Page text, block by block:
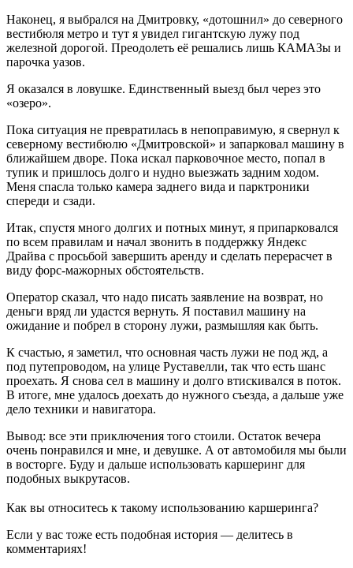
Наконец, я выбрался на Дмитровку, «дотошнил» до северного
вестибюля метро и тут я увидел гигантскую лужу под
железной дорогой. Преодолеть её решались лишь КАМАЗы и
парочка уазов.
Я оказался в ловушке. Единственный выезд был через это
«озеро».
Пока ситуация не превратилась в непоправимую, я свернул к
северному вестибюлю «Дмитровской» и запарковал машину в
ближайшем дворе. Пока искал парковочное место, попал в
тупик и пришлось долго и нудно выезжать задним ходом.
Меня спасла только камера заднего вида и парктроники
спереди и сзади.
Итак, спустя много долгих и потных минут, я припарковался
по всем правилам и начал звонить в поддержку Яндекс
Драйва с просьбой завершить аренду и сделать перерасчет в
виду форс-мажорных обстоятельств.
Оператор сказал, что надо писать заявление на возврат, но
деньги вряд ли удастся вернуть. Я поставил машину на
ожидание и побрел в сторону лужи, размышляя как быть.
К счастью, я заметил, что основная часть лужи не под жд, а
под путепроводом, на улице Руставелли, так что есть шанс
проехать. Я снова сел в машину и долго втискивался в поток.
В итоге, мне удалось доехать до нужного съезда, а дальше уже
дело техники и навигатора.
Вывод: все эти приключения того стоили. Остаток вечера
очень понравился и мне, и девушке. А от автомобиля мы были
в восторге. Буду и дальше использовать каршеринг для
подобных выкрутасов.
Как вы относитесь к такому использованию каршеринга?
Если у вас тоже есть подобная история — делитесь в
комментариях!